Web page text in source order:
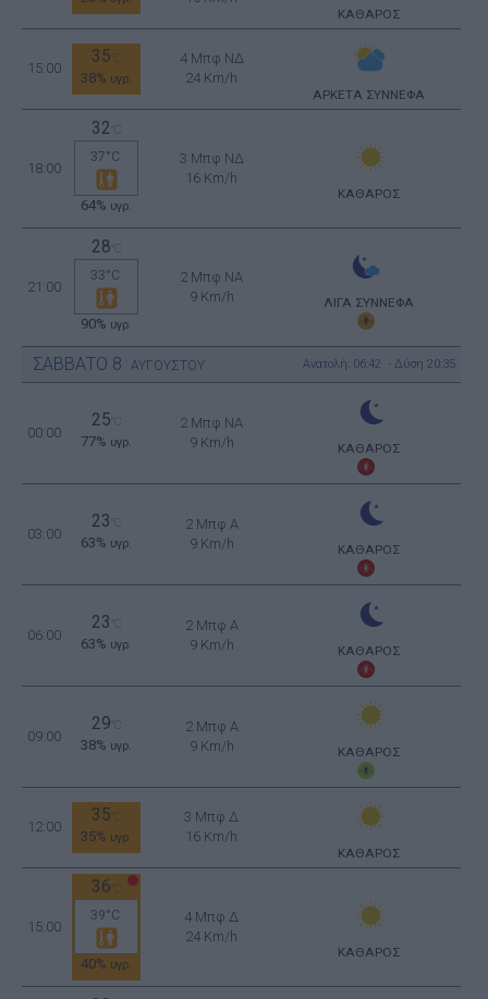
ΚΑΘΑΡΟΣ
15:00
35
38% υγρ.
4 Μπφ ΝΔ
24 Km/h
ΑΡΚΕΤΑ ΣΥΝΝΕΦΑ
18:00
32
37°C
64% υγρ.
3 Μπφ ΝΔ
16 Km/h
ΚΑΘΑΡΟΣ
21:00
28
33°C
90% υγρ.
2 Μπφ NA
9 Km/h
ΛΙΓΑ ΣΥΝΝΕΦΑ
ΣΑΒΒΑΤΟ 8 ΑΥΓΟΥΣΤΟΥ Ανατολή: 06:42 - Δύση 20:35
00:00
25
77% υγρ.
2 Μπφ NA
9 Km/h
ΚΑΘΑΡΟΣ
03:00
23
63% υγρ.
2 Μπφ Α
9 Km/h
ΚΑΘΑΡΟΣ
06:00
23
63% υγρ.
2 Μπφ Α
9 Km/h
ΚΑΘΑΡΟΣ
09:00
29
38% υγρ.
2 Μπφ Α
9 Km/h
ΚΑΘΑΡΟΣ
12:00
35
35% υγρ.
3 Μπφ Δ
16 Km/h
ΚΑΘΑΡΟΣ
15:00
36
39°C
40% υγρ.
4 Μπφ Δ
24 Km/h
ΚΑΘΑΡΟΣ